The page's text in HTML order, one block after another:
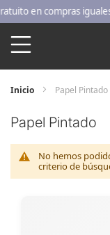
en compras iguales o
Inicio Papel Pintado
Papel Pintado
No hemos
criterio de